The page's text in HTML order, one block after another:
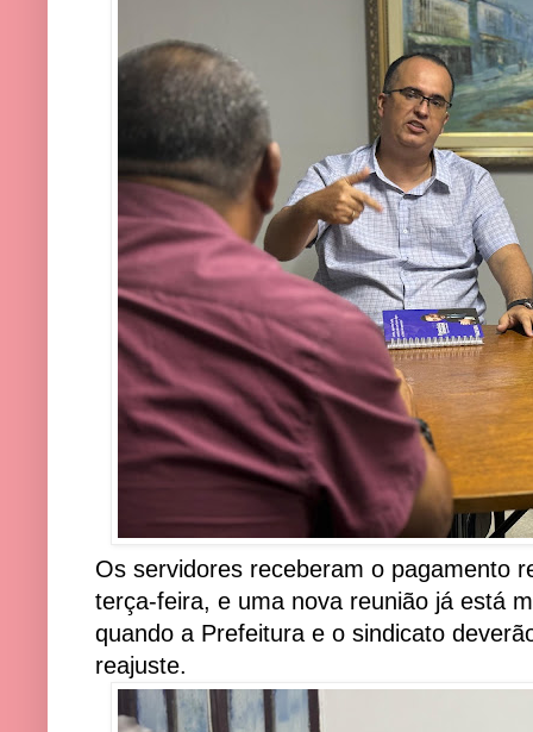
Os servidores receberam o pagamento
terça-feira, e uma nova reunião já está
quando a Prefeitura e o sindicato
reajuste.